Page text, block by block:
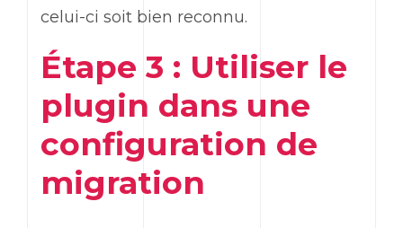
celui-ci soit bien reconnu.
Étape 3 : Utiliser le
plugin dans une
configuration de
migration